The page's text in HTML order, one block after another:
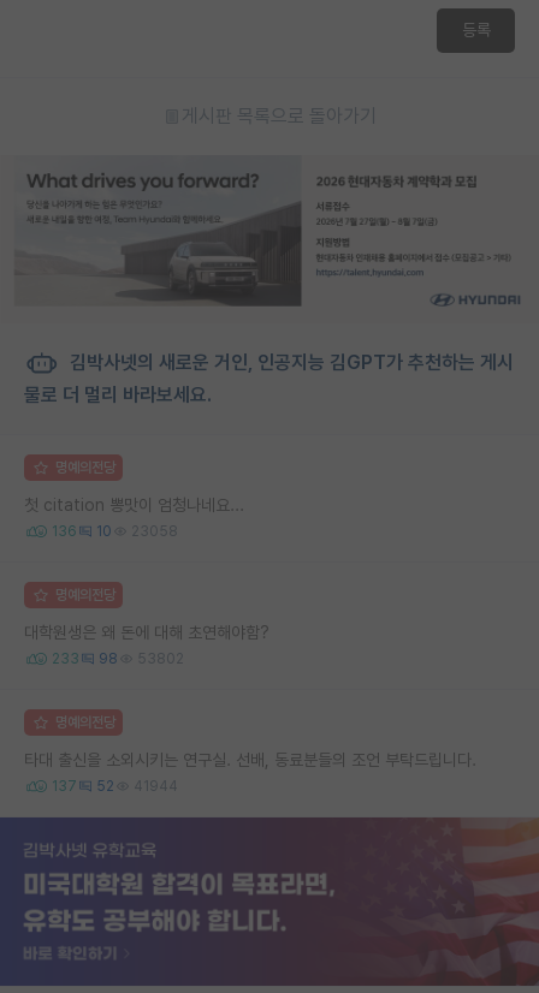
등록
게시판 목록으로 돌아가기
김박사넷의 새로운 거인, 인공지능 김GPT가 추천하는 게시
물로 더 멀리 바라보세요.
명예의전당
첫 citation 뽕맛이 엄청나네요...
136 10 23058
명예의전당
대학원생은 왜 돈에 대해 초연해야함?
233 98 53802
명예의전당
타대 출신을 소외시키는 연구실. 선배, 동료분들의 조언 부탁드립니다.
137 52 41944